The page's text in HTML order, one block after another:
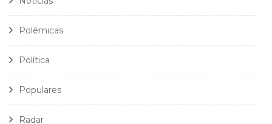
Polêmicas
Política
Populares
Radar